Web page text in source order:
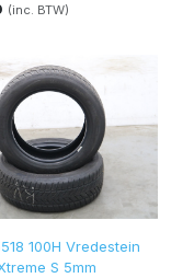
(inc. BTW)
100H Vredestein
S 5mm